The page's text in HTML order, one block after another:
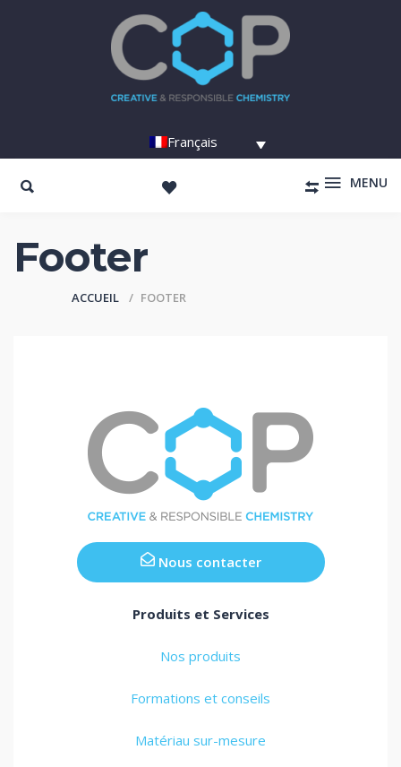
Français
MENU
Footer
ACCUEIL FOOTER
Nous contacter
Produits et Services
Nos produits
Formations et conseils
Matériau sur-mesure